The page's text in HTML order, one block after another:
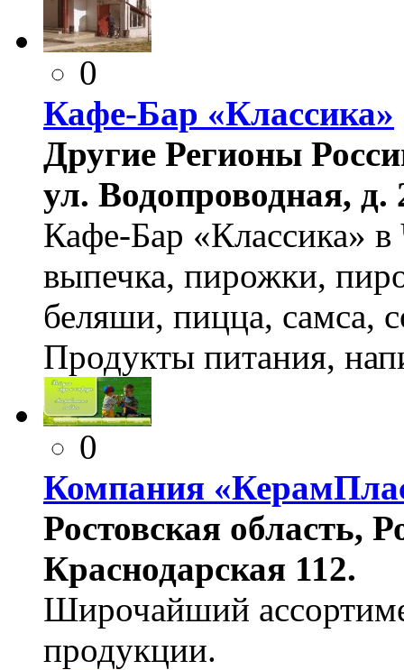
0
Кафе-Бар «Классика»
Другие Регионы
ул. Водопроводная, д.
Кафе-Бар «Классика» в
выпечка, пирожки,
беляши, пицца, самса,
Продукты питания,
0
Компания
Ростовская область,
Краснодарская 112.
Широчайший
продукции.